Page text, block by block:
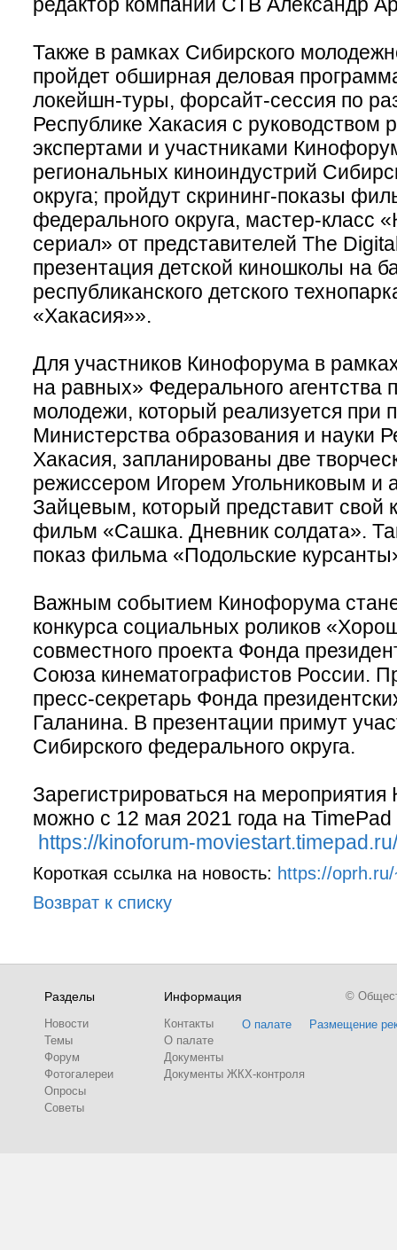
Также в рамках Сибирского
пройдет обширная деловая
локейшн-туры, форсайт-сессия по
Республике Хакасия с руководством
экспертами и участниками
региональных киноиндустрий
округа; пройдут скрининг-показы
федерального округа, мастер-класс
сериал» от представителей The
презентация детской киношколы на
республиканского детского
«Хакасия»».
Для участников Кинофорума в
на равных» Федерального агентства
молодежи, который реализуется при
Министерства образования и науки
Хакасия, запланированы две
режиссером Игорем Угольниковым и
Зайцевым, который представит свой
фильм «Сашка. Дневник солдата».
показ фильма «Подольские
Важным событием Кинофорума
конкурса социальных роликов
совместного проекта Фонда
Союза кинематографистов России.
пресс-секретарь Фонда
Галанина. В презентации примут
Сибирского федерального округа.
Зарегистрироваться на
можно с 12 мая 2021 года на
https://kinoforum-
Короткая ссылка на новость: https://
Возврат к списку
Разделы
Новости
Темы
Форум
Фотогалереи
Опросы
Советы
Информация
Контакты
О палате
Документы
Документы ЖКХ-контроля
О палате Размещение
©